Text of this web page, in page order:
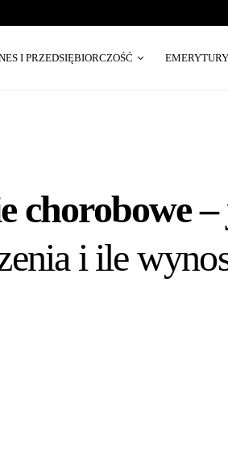
I PRZEDSIĘBIORCZOŚĆ EMERYTURY
chorobowe
i ile